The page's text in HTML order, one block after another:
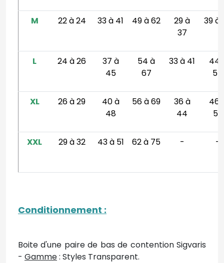
M 22 à 24 33 à 41 49 à 62
29 à
37
39 à
L 24 à 26
37 à
45
54 à
67
33 à 41
44
54
XL 26 à 29
40 à
48
56 à 69
36 à
44
46
56
XXL 29 à 32 43 à 51 62 à 75 - -
Conditionnement :
Boite d'une paire de bas de contention Sigvaris
- Gamme: Styles Transparent.